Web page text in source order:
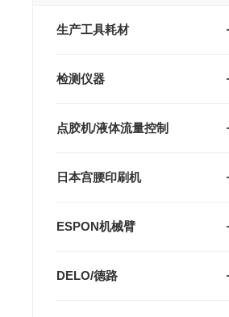
生产工具耗材
检测仪器
点胶机/液体流量控制
日本宫腰印刷机
ESPON机械臂
DELO/德路